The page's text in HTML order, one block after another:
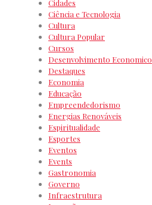
Cidades
Ciência e Tecnologia
Cultura
Cultura Popular
Cursos
Desenvolvimento Economico
Destaques
Economia
Educação
Empreendedorismo
Energias Renováveis
Espiritualidade
Esportes
Eventos
Events
Gastronomia
Governo
Infraestrutura